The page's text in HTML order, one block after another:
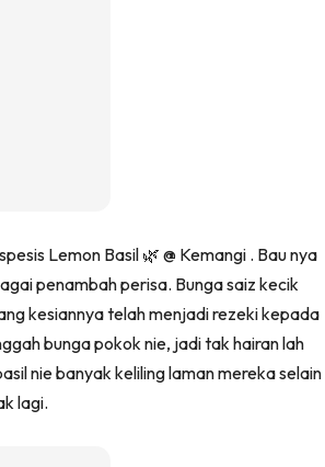
Inspirasi Selebriti
Lemon Basil 🌿 @ Kemangi . Bau nya
penambah perisa. Bunga saiz kecik
kesiannya telah menjadi rezeki kepada
bunga pokok nie, jadi tak hairan lah
nie banyak keliling laman mereka selain
lagi.